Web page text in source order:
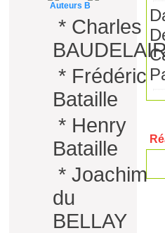
Auteurs B
* Charles
* Frédéric
Bataille
* Henry
Bataille
* Joachim
du
BELLAY